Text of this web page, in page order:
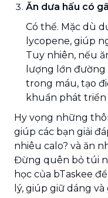
Ăn dưa hấu có
Có thể. Mặc dù
lycopene, giúp
Tuy nhiên, nếu
lượng lớn
trong máu, tạo
khuẩn phát triển
Hy vọng những
giúp các bạn giải
nhiêu calo? và ăn
Đừng quên bỏ túi
học của bTaskee
lý, giúp giữ dáng